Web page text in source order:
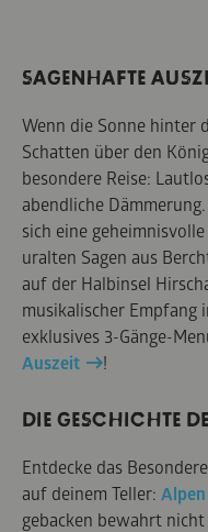
SAGENHAFTE
Wenn die Sonne hinter
Schatten über den
besondere Reise:
abendliche
sich eine
uralten Sagen aus
auf der Halbinsel
musikalischer Empfang
exklusives 3-Gänge-
Auszeit
!
DIE GESCHICHTE
Entdecke das
auf deinem Teller:
gebacken bewahrt